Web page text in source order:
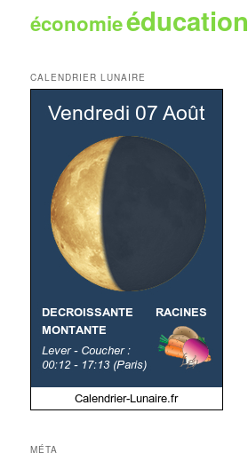
économieéducation
CALENDRIER LUNAIRE
MÉTA